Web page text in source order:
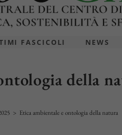
FASCICOLI NEWS
della
> Etica ambientale e ontologia della natura